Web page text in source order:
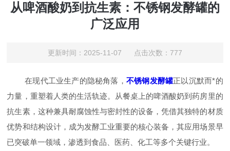
从啤酒酸奶到抗生素：不锈钢发酵罐的
广泛应用
更新时间：2025-11-07 点击次数：777
在现代工业生产的隐秘角落， 不锈钢发酵罐正以沉默而*的
力量，重塑着人类的生活轨迹。从餐桌上的啤酒酸奶到药房里的
抗生素，这种兼具耐腐蚀性与密封性的设备，凭借其独特的材质
优势和结构设计，成为发酵工业重要的核心装备，其应用场景早
已突破单一领域，渗透到食品、医药、化工等多个关键行业。